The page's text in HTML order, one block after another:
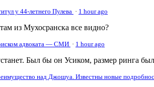
у 44-летнего Пулева · 1 hour ago
из Мухосранска все видно?
адвоката — СМИ · 1 hour ago
Был бы он Усиком, размер ринга
над Джошуа. Известны новые